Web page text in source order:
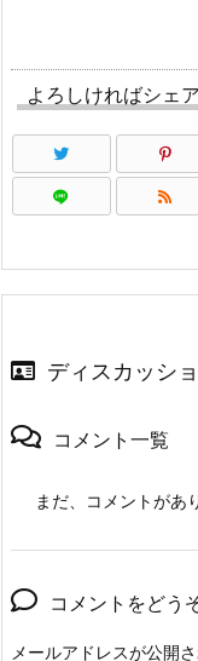
よろしければシェ
ディスカッシ
コメント一覧
まだ、コメントがあ
コメントをどう
メールアドレスが公開